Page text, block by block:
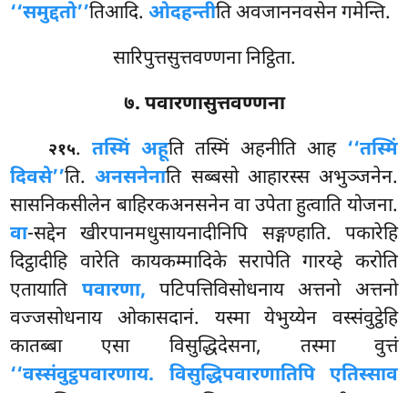
‘‘समुद्दतो’’तिआदि.ओदहन्तीति अवजाननवसेन गमेन्ति.
सारिपुत्तसुत्तवण्णना निट्ठिता.
७. पवारणासुत्तवण्णना
२१५. तस्मिं अहूति तस्मिं अहनीति आह ‘‘तस्मिं
दिवसे’’ति.अनसनेनाति सब्बसो आहारस्स अभुञ्जनेन.
सासनिकसीलेन बाहिरकअनसनेन वा उपेता हुत्वाति योजना.
वा-सद्देन खीरपानमधुसायनादीनिपि सङ्गण्हाति. पकारेहि
दिट्ठादीहि वारेति कायकम्मादिके सरापेति गारय्हे करोति
एतायाति पवारणा, पटिपत्तिविसोधनाय अत्तनो अत्तनो
वज्जसोधनाय ओकासदानं. यस्मा येभुय्येन वस्संवुट्ठेहि
कातब्बा एसा विसुद्धिदेसना, तस्मा वुत्तं
‘‘वस्संवुट्ठपवारणाय. विसुद्धिपवारणातिपि एतिस्साव